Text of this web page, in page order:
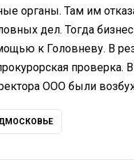
органы. Там им
дел. Тогда
к Головневу. В
проверка. В
ООО были